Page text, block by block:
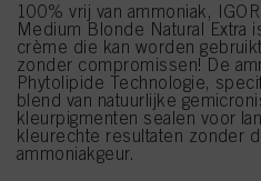
100% vrij van ammoniak,
Medium Blonde Natural Extra
crème die kan worden
zonder compromissen! De
Phytolipide Technologie,
blend van natuurlijke
kleurpigmenten sealen voor
kleurechte resultaten zonder
ammoniakgeur.